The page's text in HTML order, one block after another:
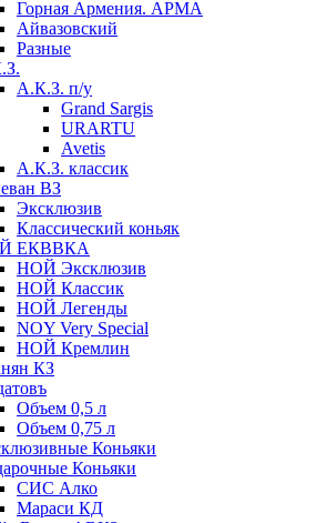
Горная Армения. АРМА
Айвазовский
Разные
А.К.З. п/у
Grand Sargis
URARTU
Avetis
А.К.З. классик
ВЗ
Эксклюзив
Классический коньяк
ЕКВВКА
НОЙ Эксклюзив
НОЙ Классик
НОЙ Легенды
NOY Very Speсial
НОЙ Кремлин
КЗ
Объем 0,5 л
Объем 0,75 л
Коньяки
Коньяки
СИС Алко
Мараси КД